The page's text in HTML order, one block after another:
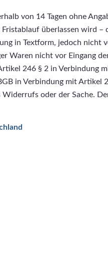
von 14 Tagen ohne
überlassen wird
in Textform, jedoch nicht
Waren nicht vor Eingang
246 § 2 in Verbindung
in Verbindung mit
Widerrufs oder der Sache.